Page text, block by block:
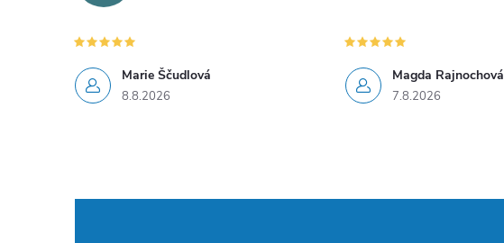
Marie Ščudlová
8.8.2026
Magda Rajnochová
7.8.2026